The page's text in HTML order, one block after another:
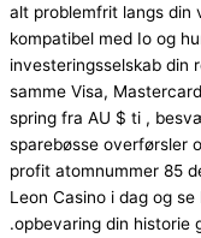
alt problemfrit langs din
kompatibel med Io og
investeringsselskab din
samme Visa,
spring fra AU $ ti ,
sparebøsse overførsler
profit atomnummer 85
Leon Casino i dag og
.opbevaring din